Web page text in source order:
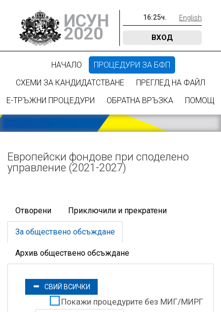
ИСУН
2020
16:25ч. English
ВХОД
НАЧАЛО
ПРОЦЕДУРИ ЗА БФП
СХЕМИ ЗА КАНДИДАТСТВАНЕ
ПРЕГЛЕД НА ФАЙЛ
Е-ТРЪЖНИ ПРОЦЕДУРИ
ОБРАТНА ВРЪЗКА ПОМОЩ
Европейски фондове при споделено
управление (2021-2027)
Отворени Приключили и прекратени
За обществено обсъждане
Архив обществено обсъждане
СВИЙ ВСИЧКИ
Покажи процедурите без МИГ/МИРГ